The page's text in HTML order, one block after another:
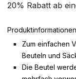
20% Rabatt ab
Zum einfachen
Beuteln und
Die Beutel